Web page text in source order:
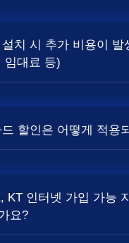
또는 1Gbps 인터넷을
은품및 상품권 혜택이 더
치 시 추가 비용이 발
임대료 등)
가 많습니다. 다만, 인터
할인은 어떻게 적용
이 할인됩니다. 할인 금액
따라 다릅니다. 합리적인
KT 인터넷 가입 가능
요?